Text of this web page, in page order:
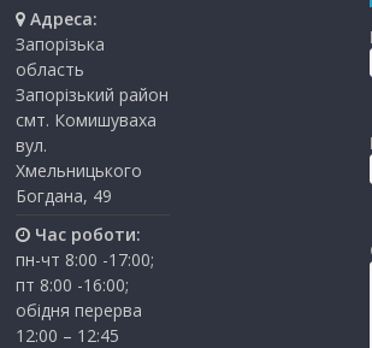
Адреса:
Запорізька
область
Запорізький район
смт. Комишуваха
вул.
Хмельницького
Богдана, 49
Час роботи:
пн-чт 8:00 -17:00;
пт 8:00 -16:00;
обідня перерва
12:00 – 12:45